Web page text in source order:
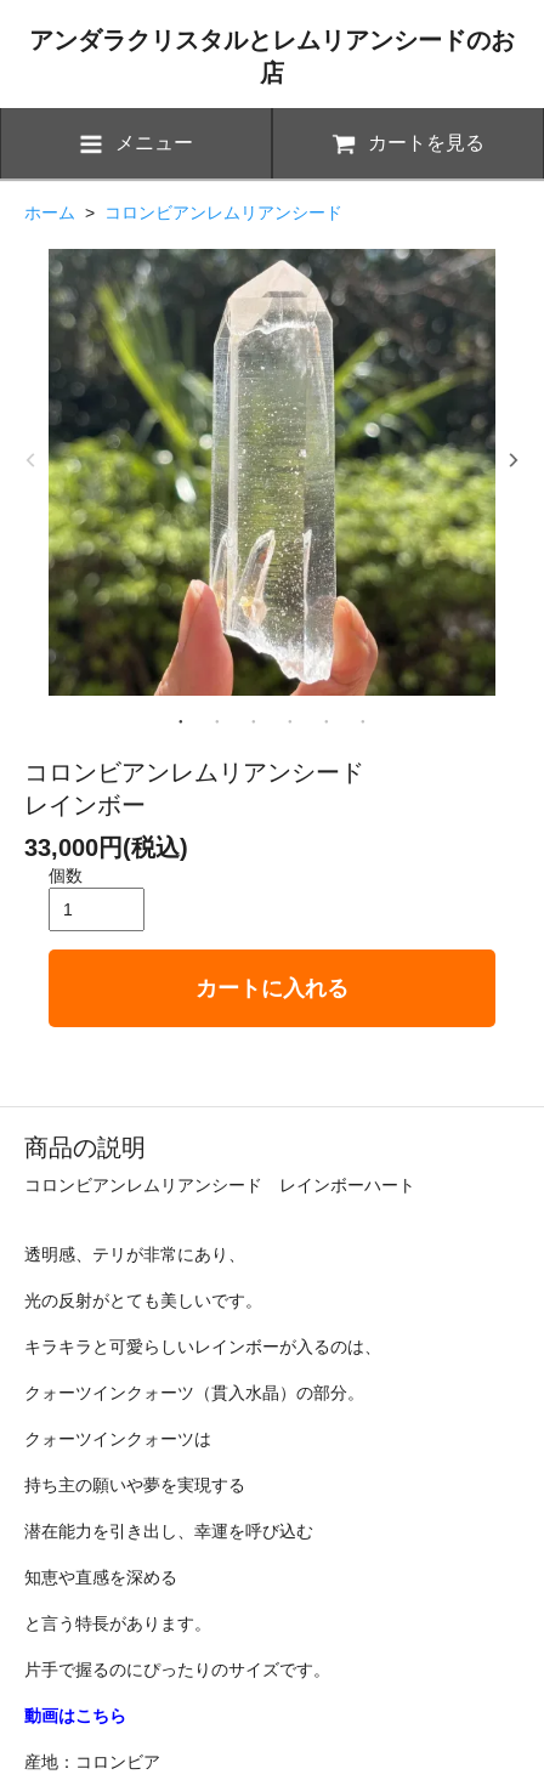
アンダラクリスタルとレムリアンシードのお
店
メニュー カートを見る
ホーム > コロンビアンレムリアンシード
コロンビアンレムリアンシード
レインボー
33,000円(税込)
個数
カートに入れる
商品の説明
コロンビアンレムリアンシード レインボーハート
透明感、テリが非常にあり、
光の反射がとても美しいです。
キラキラと可愛らしいレインボーが入るのは、
クォーツインクォーツ（貫入水晶）の部分。
クォーツインクォーツは
持ち主の願いや夢を実現する
潜在能力を引き出し、幸運を呼び込む
知恵や直感を深める
と言う特長があります。
片手で握るのにぴったりのサイズです。
動画はこちら
産地：コロンビア